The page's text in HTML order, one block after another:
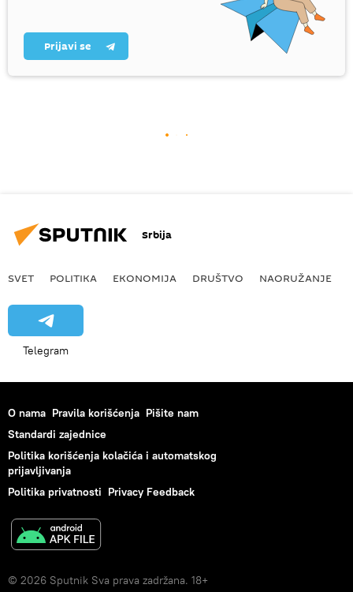
Prijavi se
Srbija
SVET POLITIKA EKONOMIJA DRUŠTVO NAORUŽANJE
Telegram
O nama Pravila korišćenja Pišite nam
Standardi zajednice
Politika korišćenja kolačića i automatskog
prijavljivanja
Politika privatnosti Privacy Feedback
© 2026 Sputnik Sva prava zadržana. 18+